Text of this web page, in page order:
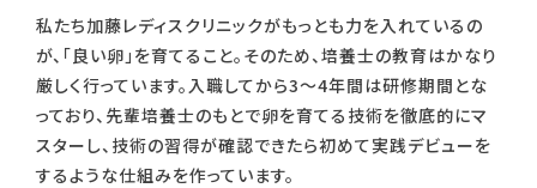
私たち加藤レディスクリニックがもっとも力を入れているの
が、「良い卵」を育てること。そのため、培養士の教育はかなり
厳しく行っています。入職してから3～4年間は研修期間とな
っており、先輩培養士のもとで卵を育てる技術を徹底的にマ
スターし、技術の習得が確認できたら初めて実践デビューを
するような仕組みを作っています。